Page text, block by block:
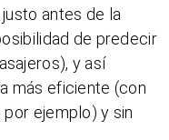
antes de la
de predecir
y así
más eficiente (con
ejemplo) y sin